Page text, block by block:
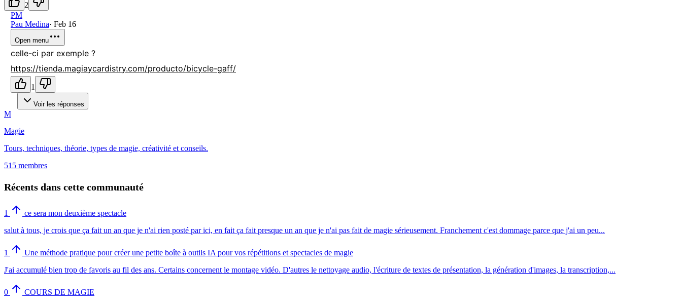
2
PM
Pau Medina· Feb 16
Open menu
celle-ci par exemple ?
https://tienda.magiaycardistry.com/producto/bicycle-gaff/
1
Voir les réponses
M
Magie
Tours, techniques, théorie, types de magie, créativité et conseils.
515 membres
Récents dans cette communauté
1
ce sera mon deuxième spectacle
salut à tous, je crois que ça fait un an que je n'ai rien posté par ici, en fait ça fait presque un an que je n'ai pas fait de magie sérieusement. Franchement c'est dommage parce que j'ai un peu...
1
Une méthode pratique pour créer une petite boîte à outils IA pour vos répétitions et spectacles de magie
J'ai accumulé bien trop de favoris au fil des ans. Certains concernent le montage vidéo. D'autres le nettoyage audio, l'écriture de textes de présentation, la génération d'images, la transcription,...
0 COURS DE MAGIE